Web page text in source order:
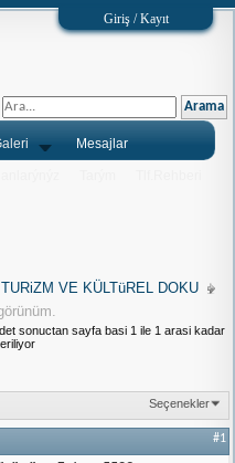
Giriş / Kayıt
Mesajlar
TURiZM VE KÜLTüREL DOKU
sonuctan sayfa basi 1 ile 1 arasi kadar
Seçenekler
#1